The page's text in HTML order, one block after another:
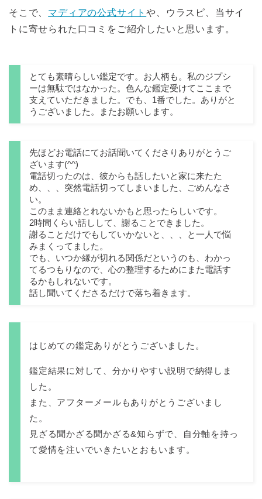
そこで、 マディアの公式サイトや、ウラスピ、当サイ
トに寄せられた口コミをご紹介したいと思います。
とても素晴らしい鑑定です。お人柄も。私のジプシ
ーは無駄ではなかった。色んな鑑定受けてここまで
支えていただきました。でも、1番でした。ありがと
うございました。またお願いします。
先ほどお電話にてお話聞いてくださりありがとうご
ざいます(^^)
電話切ったのは、彼からも話したいと家に来たた
め、、、突然電話切ってしまいました、ごめんなさ
い。
このまま連絡とれないかもと思ったらしいです。
2時間くらい話しして、謝ることできました。
謝ることだけでもしていかないと、、、と一人で悩
みまくってました。
でも、いつか縁が切れる関係だというのも、わかっ
てるつもりなので、心の整理するためにまた電話す
るかもしれないです。
話し聞いてくださるだけで落ち着きます。
はじめての鑑定ありがとうございました。
鑑定結果に対して、分かりやすい説明で納得しま
した。
また、アフターメールもありがとうございまし
た。
見ざる聞かざる聞かざる&知らずで、自分軸を持っ
て愛情を注いでいきたいとおもいます。